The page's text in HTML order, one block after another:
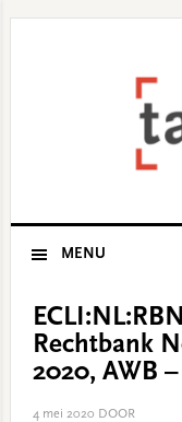
MENU
Rechtbank
2020, AWB
4 mei 2020 DOOR